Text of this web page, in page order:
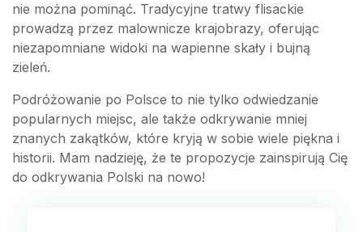
nie można pominąć. Tradycyjne tratwy flisackie
prowadzą przez malownicze krajobrazy, oferując
niezapomniane widoki na wapienne skały i bujną
zieleń.
Podróżowanie po Polsce to nie tylko odwiedzanie
popularnych miejsc, ale także odkrywanie mniej
znanych zakątków, które kryją w sobie wiele piękna i
historii. Mam nadzieję, że te propozycje zainspirują Cię
do odkrywania Polski na nowo!